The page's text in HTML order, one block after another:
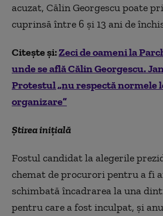
acuzat, Călin Georgescu poate
cuprinsă între 6 și 13 ani de
Citește și:Zeci de oameni la
unde se află Călin Georgescu.
Protestul „nu respectă normele
organizare”
Știrea inițială
Fostul candidat la alegerile
chemat de procurori pentru a fi
schimbată încadrarea la una
pentru care a fost inculpat, şi